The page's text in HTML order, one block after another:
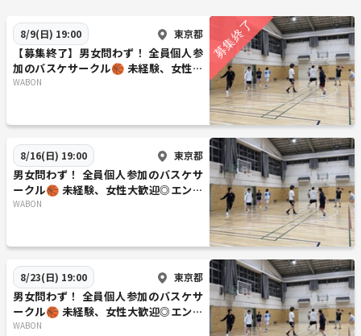
8/9(日) 19:00 東京都
【募集終了】男女問わず！ 全員個人参
加のバスケサークル🏀 未経験、女性大
歓迎◎エンジョイレベル！
WABON
8/16(日) 19:00 東京都
男女問わず！ 全員個人参加のバスケサ
ークル🏀 未経験、女性大歓迎◎エンジ
ョイレベル！
WABON
8/23(日) 19:00 東京都
男女問わず！ 全員個人参加のバスケサ
ークル🏀 未経験、女性大歓迎◎エンジ
ョイレベル！
WABON